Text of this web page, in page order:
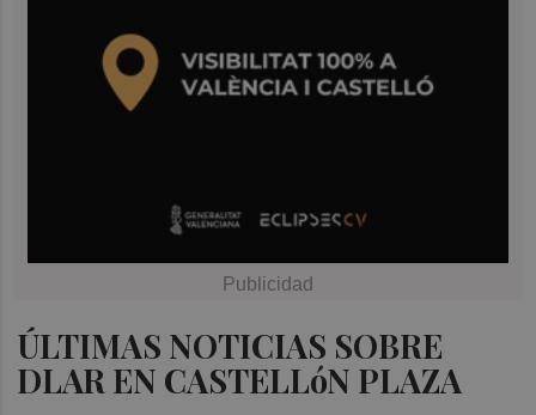
ÚLTIMAS NOTICIAS SOBRE
DLAR EN CASTELLóN PLAZA